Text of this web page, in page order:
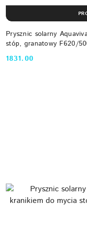
Prysznic solarny
stóp, granatowy F620/
Cena:
1831.00